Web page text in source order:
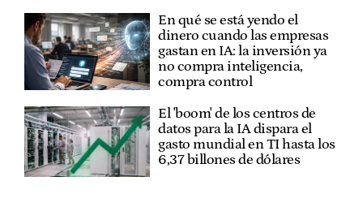
En qué se está yendo el
dinero cuando las empresas
gastan en IA: la inversión ya
no compra inteligencia,
compra control
El 'boom' de los centros de
datos para la IA dispara el
gasto mundial en TI hasta los
6,37 billones de dólares